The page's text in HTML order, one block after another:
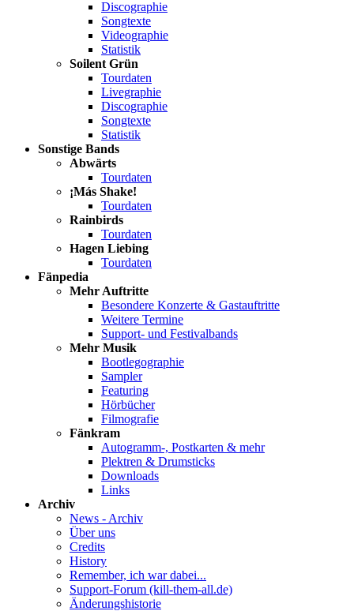
Discographie
Songtexte
Videographie
Statistik
Soilent Grün
Tourdaten
Livegraphie
Discographie
Songtexte
Statistik
Sonstige Bands
Abwärts
Tourdaten
¡Más Shake!
Tourdaten
Rainbirds
Tourdaten
Hagen Liebing
Tourdaten
Fänpedia
Mehr Auftritte
Besondere Konzerte & Gastauftritte
Weitere Termine
Support- und Festivalbands
Mehr Musik
Bootlegographie
Sampler
Featuring
Hörbücher
Filmografie
Fänkram
Autogramm-, Postkarten & mehr
Plektren & Drumsticks
Downloads
Links
Archiv
News - Archiv
Über uns
Credits
History
Remember, ich war dabei...
Support-Forum (kill-them-all.de)
Änderungshistorie